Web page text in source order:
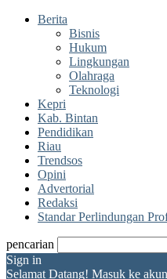
Berita
Bisnis
Hukum
Lingkungan
Olahraga
Teknologi
Kepri
Kab. Bintan
Pendidikan
Riau
Trendsos
Opini
Advertorial
Redaksi
Standar Perlindungan
pencarian
Sign in
Selamat Datang! Masuk ke